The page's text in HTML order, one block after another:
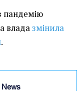
пандемію
владазмінила
.
News